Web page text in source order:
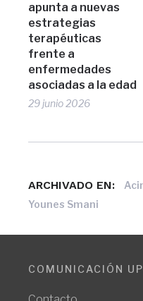
apunta a nuevas
estrategias
terapéuticas
frente a
enfermedades
asociadas a la edad
29 junio 2026
ARCHIVADO EN:
Younes Smani
COMUNICACIÓN